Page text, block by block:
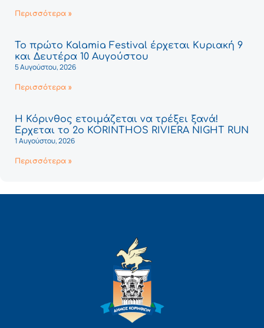
Περισσότερα »
Το πρώτο Kalamia Festival έρχεται Κυριακή 9
και Δευτέρα 10 Αυγούστου
5 Αυγούστου, 2026
Περισσότερα »
Η Κόρινθος ετοιμάζεται να τρέξει ξανά!
Έρχεται το 2ο KORINTHOS RIVIERA NIGHT RUN
1 Αυγούστου, 2026
Περισσότερα »